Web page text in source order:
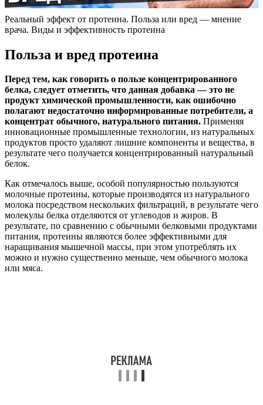
Реальный эффект от протеина. Польза или вред — мнение
врача. Виды и эффективность протеина
Польза и вред протеина
Перед тем, как говорить о пользе концентрированного
белка, следует отметить, что данная добавка — это не
продукт химической промышленности, как ошибочно
полагают недостаточно информированные потребители, а
концентрат обычного, натурального питания. Применяя
инновационные промышленные технологии, из натуральных
продуктов просто удаляют лишние компоненты и вещества, в
результате чего получается концентрированный натуральный
белок.
Как отмечалось выше, особой популярностью пользуются
молочные протеины, которые производятся из натурального
молока посредством нескольких фильтраций, в результате чего
молекулы белка отделяются от углеводов и жиров. В
результате, по сравнению с обычными белковыми продуктами
питания, протеины являются более эффективными для
наращивания мышечной массы, при этом употреблять их
можно и нужно существенно меньше, чем обычного молока
или мяса.